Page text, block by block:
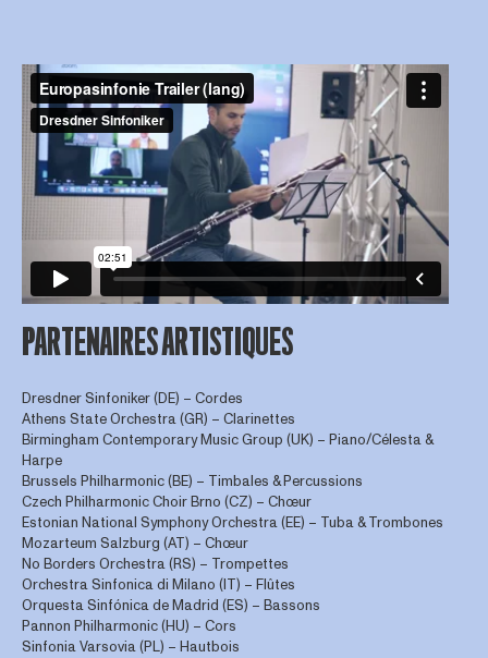
PARTENAIRES ARTISTIQUES
Dresdner Sinfoniker (DE) – Cordes
Athens State Orchestra (GR) – Clarinettes
Birmingham Contemporary Music Group (UK) – Piano/Célesta &
Harpe
Brussels Philharmonic (BE) – Timbales & Percussions
Czech Philharmonic Choir Brno (CZ) – Chœur
Estonian National Symphony Orchestra (EE) – Tuba & Trombones
Mozarteum Salzburg (AT) – Chœur
No Borders Orchestra (RS) – Trompettes
Orchestra Sinfonica di Milano (IT) – Flûtes
Orquesta Sinfónica de Madrid (ES) – Bassons
Pannon Philharmonic (HU) – Cors
Sinfonia Varsovia (PL) – Hautbois